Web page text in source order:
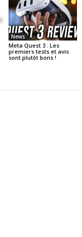
News
Meta Quest 3 : Les
premiers tests et avis
sont plutôt bons !